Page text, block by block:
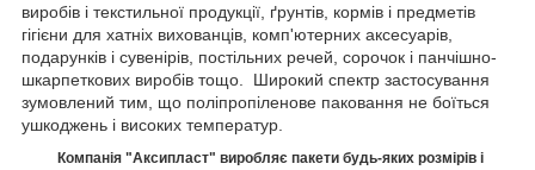
виробів і текстильної продукції, ґрунтів, кормів і предметів
гігієни для хатніх вихованців, комп'ютерних аксесуарів,
подарунків і сувенірів, постільних речей, сорочок і панчішно-
шкарпеткових виробів тощо. Широкий спектр застосування
зумовлений тим, що поліпропіленове паковання не боїться
ушкоджень і високих температур.
Компанія "Аксипласт" виробляє пакети будь-яких розмірів і